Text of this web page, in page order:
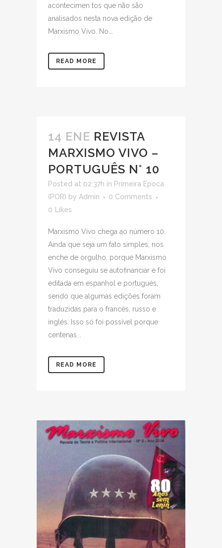
acontecimen tos que não são
analisados nesta nova edição de
Marxismo Vivo. No...
READ MORE
14 ENE REVISTA
MARXISMO VIVO –
PORTUGUÊS N° 10
Posted at 02:37h in Primeira Epoca
(POR) by Admin
0 Comments
0
Likes
Marxismo Vivo chega ao número 10.
Ainda que seja um fato simples, nos
enche de orgulho, porque Marxismo
Vivo conseguiu se autofinanciar e foi
editada em espanhol e portugués,
sendo que algumas edições foram
traduzidas para o francés, russo e
inglés. Isso só foi possível porque
centenas...
READ MORE